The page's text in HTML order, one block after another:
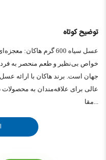
توضیح کوتاه
عسل سیاه 600 گرم
خواص بی‌نظیر و طعم منحصر به
عالی برای علاقه‌مندان به
مقا...